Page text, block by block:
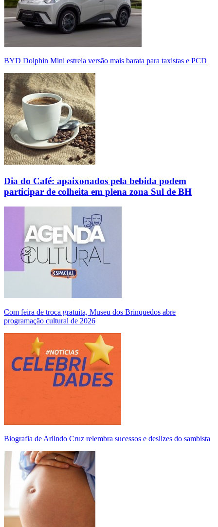
BYD Dolphin Mini estreia versão mais barata para taxistas e PCD
Dia do Café: apaixonados pela bebida podem
participar de colheita em plena zona Sul de BH
Com feira de troca gratuita, Museu dos Brinquedos abre
programação cultural de 2026
Biografia de Arlindo Cruz relembra sucessos e deslizes do sambista